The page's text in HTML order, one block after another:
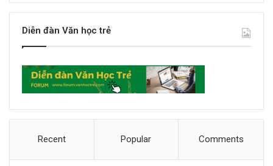
Diễn đàn Văn học trẻ
Recent Popular Comments